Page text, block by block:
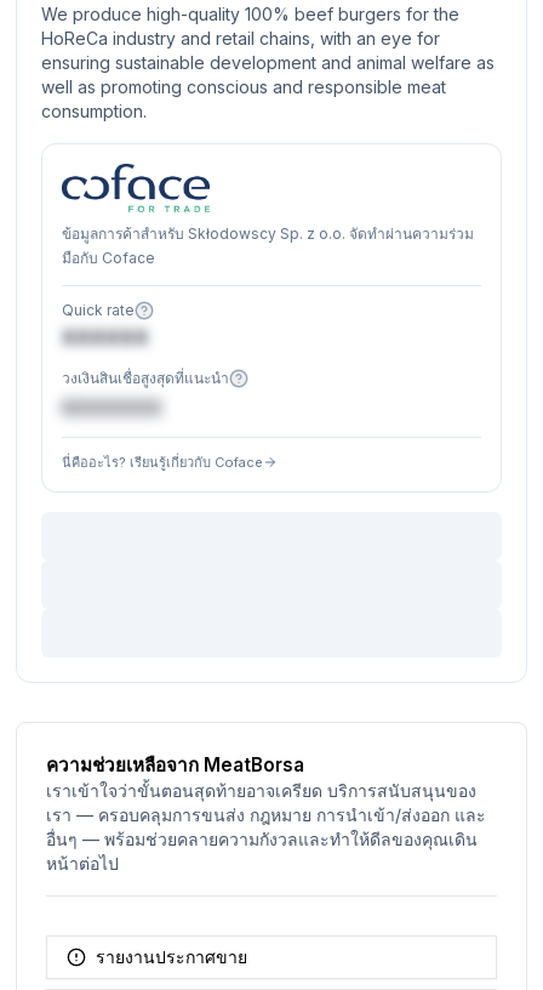
We produce high-quality 100% beef burgers for the
HoReCa industry and retail chains, with an eye for
ensuring sustainable development and animal welfare as
well as promoting conscious and responsible meat
consumption.
ข้อมูลการค้าสำหรับ Skłodowscy Sp. z o.o. จัดทำผ่านความร่วม
มือกับ Coface
Quick rate
XXXXXX
วงเงินสินเชื่อสูงสุดที่แนะนำ
€XXXXXX
นี่คืออะไร? เรียนรู้เกี่ยวกับ Coface
ความช่วยเหลือจาก MeatBorsa
เราเข้าใจว่าขั้นตอนสุดท้ายอาจเครียด บริการสนับสนุนของ
เรา — ครอบคลุมการขนส่ง กฎหมาย การนำเข้า/ส่งออก และ
อื่นๆ — พร้อมช่วยคลายความกังวลและทำให้ดีลของคุณเดิน
หน้าต่อไป
รายงานประกาศขาย